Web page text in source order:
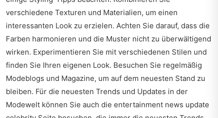
verschiedene Texturen und Materialien, um einen
interessanten Look zu erzielen. Achten Sie darauf, dass die
Farben harmonieren und die Muster nicht zu überwältigend
wirken. Experimentieren Sie mit verschiedenen Stilen und
finden Sie Ihren eigenen Look. Besuchen Sie regelmäßig
Modeblogs und Magazine, um auf dem neuesten Stand zu
bleiben. Für die neuesten Trends und Updates in der
Modewelt können Sie auch die entertainment news update